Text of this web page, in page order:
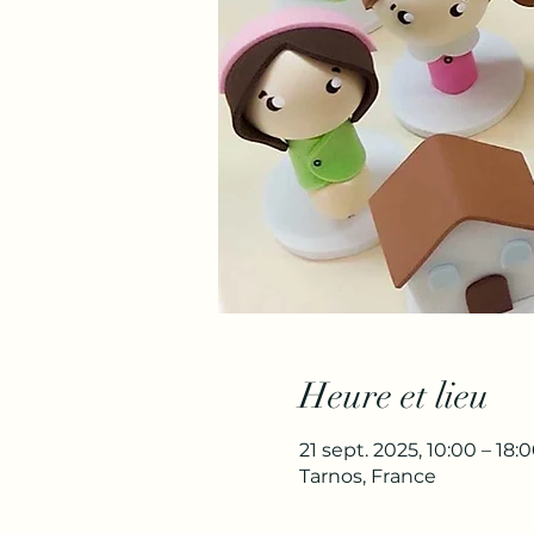
Heure et lieu
21 sept. 2025, 10:00 –
Tarnos, France